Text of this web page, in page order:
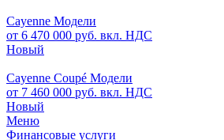
Cayenne Модели
от 6 470 000 руб. вкл. НДС
Новый
Cayenne Coupé Модели
от 7 460 000 руб. вкл. НДС
Новый
Меню
Финансовые услуги